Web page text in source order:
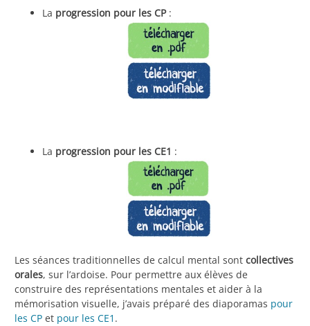
La progression pour les CP:
La progression pour les CE1 :
Les séances traditionnelles de calcul mental sont collectives
orales, sur l’ardoise. Pour permettre aux élèves de
construire des représentations mentales et aider à la
mémorisation visuelle, j’avais préparé des diaporamas pour
les CP et pour les CE1 .